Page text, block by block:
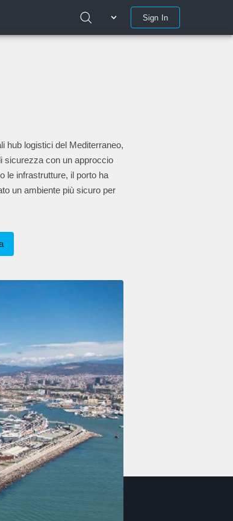
Sign In
hub logistici del Mediterraneo,
sicurezza con un approccio
le infrastrutture, il porto ha
un ambiente più sicuro per